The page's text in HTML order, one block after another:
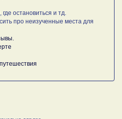
остановиться и тд.
про неизученные места для